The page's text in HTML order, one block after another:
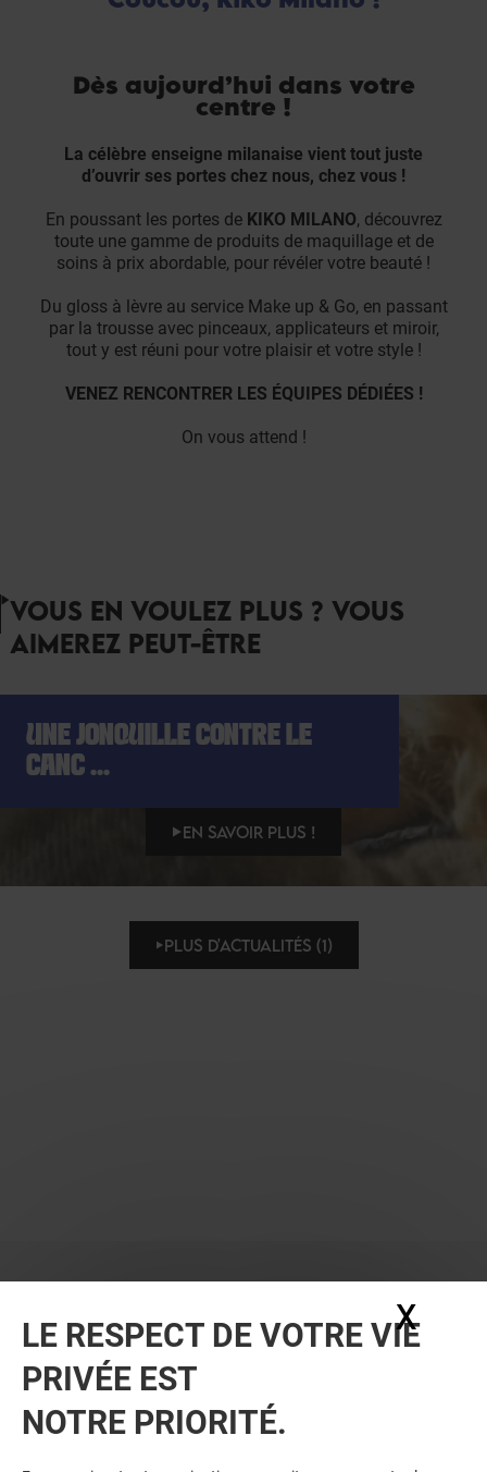
Dès aujourd’hui dans votre
centre !
La célèbre enseigne milanaise vient tout juste
d’ouvrir ses portes chez nous, chez vous !
En poussant les portes de KIKO MILANO, découvrez
toute une gamme de produits de maquillage et de
soins à prix abordable, pour révéler votre beauté !
Du gloss à lèvre au service Make up & Go, en passant
par la trousse avec pinceaux, applicateurs et miroir,
tout y est réuni pour votre plaisir et votre style !
VENEZ RENCONTRER LES ÉQUIPES DÉDIÉES !
On vous attend !
VOUS EN VOULEZ PLUS ? VOUS
AIMEREZ PEUT-ÊTRE
UNE JONQUILLE CONTRE LE
CANC ...
EN SAVOIR PLUS !
PLUS D'ACTUALITÉS (1)
LE RESPECT DE VOTRE VIE
PRIVÉE EST
NOTRE PRIORITÉ.
X